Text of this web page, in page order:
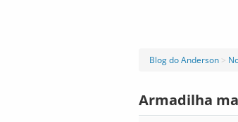
Blog do Anderson >
Armadilha